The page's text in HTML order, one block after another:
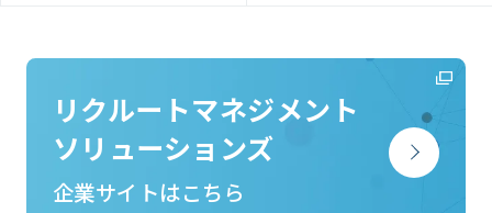
リクルートマネジメント
ソリューションズ
企業サイトはこちら